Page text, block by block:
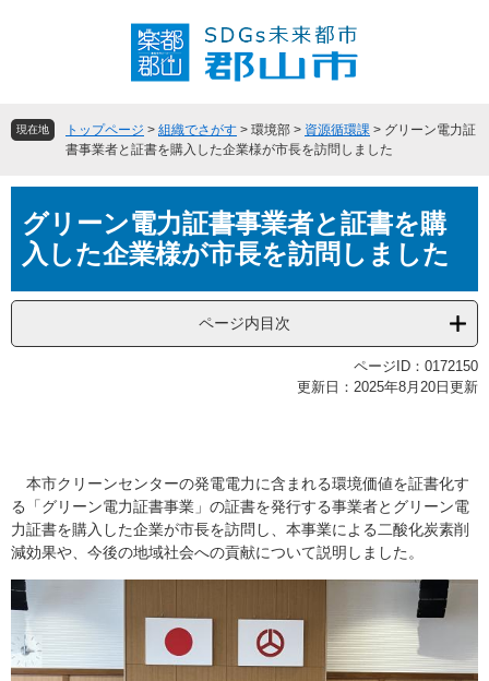
頭
飛現在地 トップページ > 組織でさがす > 環境部 > 資源循環課 > グリーン電力証
書事業者と証書を購入した企業様が市長を訪問しました
文グリーン電力証書事業者と証書を購
入した企業様が市長を訪問しました
ページ内目次
ページID：0172150
更新日：2025年8月20日更新
本市クリーンセンターの発電電力に含まれる環境価値を証書化す
る「グリーン電力証書事業」の証書を発行する事業者とグリーン電
力証書を購入した企業が市長を訪問し、本事業による二酸化炭素削
減効果や、今後の地域社会への貢献について説明しました。